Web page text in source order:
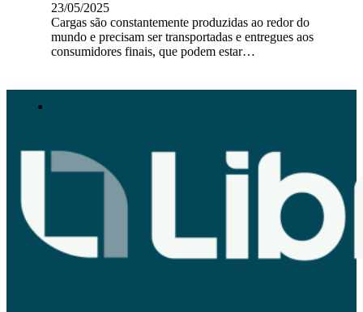
23/05/2025
Cargas são constantemente produzidas ao redor do
mundo e precisam ser transportadas e entregues aos
consumidores finais, que podem estar…